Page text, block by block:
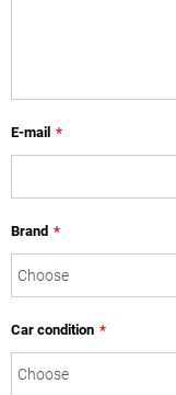
E-mail *
Brand *
Car condition *